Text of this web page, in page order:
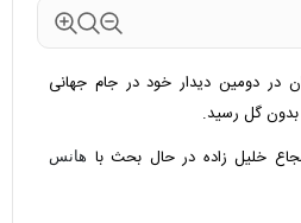
در دومین دیدار خود در جام جهانی
خلیل زاده در حال بحث با هانس